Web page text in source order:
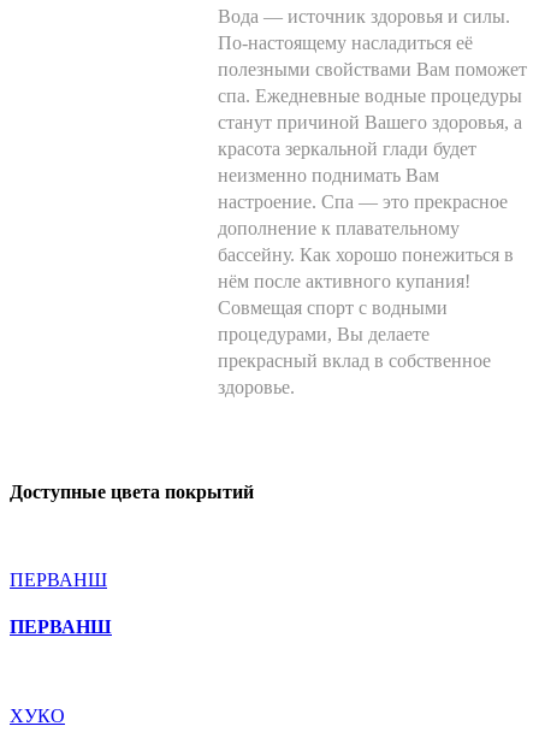
Вода — источник здоровья и силы.
По-настоящему насладиться её
полезными свойствами Вам поможет
спа. Ежедневные водные процедуры
станут причиной Вашего здоровья, а
красота зеркальной глади будет
неизменно поднимать Вам
настроение. Спа — это прекрасное
дополнение к плавательному
бассейну. Как хорошо понежиться в
нём после активного купания!
Совмещая спорт с водными
процедурами, Вы делаете
прекрасный вклад в собственное
здоровье.
Доступные цвета покрытий
ПЕРВАНШ
ПЕРВАНШ
ХУКО